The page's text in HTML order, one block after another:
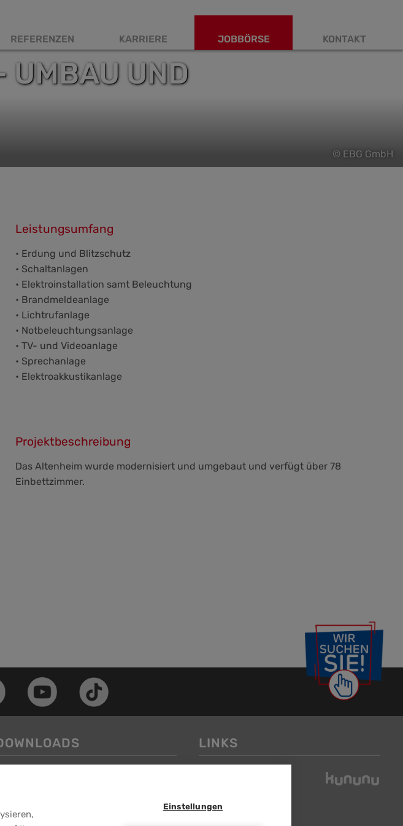
Einstellungen
REFERENZEN KARRIERE JOBBÖRSE KONTAKT
UMBAU UND
© EBG GmbH
Leistungsumfang
• Erdung und Blitzschutz
• Schaltanlagen
• Elektroinstallation samt Beleuchtung
• Brandmeldeanlage
• Lichtrufanlage
• Notbeleuchtungsanlage
• TV- und Videoanlage
• Sprechanlage
• Elektroakkustikanlage
Projektbeschreibung
Das Altenheim wurde modernisiert und umgebaut und verfügt über 78
Einbettzimmer.
weitere Downloads >>
LINKS